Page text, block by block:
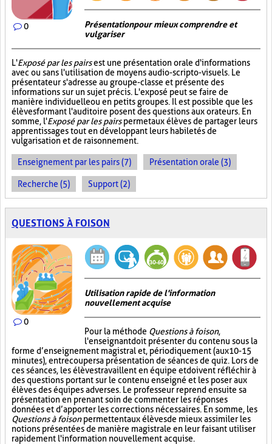
0
Présentation pour mieux comprendre et
vulgariser
L'Exposé par les pairsest une présentation orale d'informations
avec ou sans l'utilisation de moyens audio-scripto-visuels. Le
présentateur s'adresse au groupe-classe et présente des
informations sur un sujet précis. L'exposé peut se faire de
manière individuelle ou en petits groupes. Il est possible que les
élèves formant l'auditoire posent des questions aux orateurs. En
somme, l'Exposé par les pairspermet aux élèves de partager leurs
apprentissages tout en développant leurs habiletés de
vulgarisation et de raisonnement.
Enseignement par les pairs (7) Présentation orale (3)
Recherche (5) Support (2)
QUESTIONS À FOISON
0
Utilisation rapide de l'information
nouvellement acquise
Pour la méthode Questions à foison,
l'enseignant doit présenter du contenu sous la
forme d’enseignement magistral et, périodiquement (aux 10-15
minutes), entrecouper sa présentation de séances de quiz. Lors de
ces séances, les élèves travaillent en équipe et doivent réfléchir à
des questions portant sur le contenu enseigné et les poser aux
élèves des équipes adverses. Le professeur reprend ensuite sa
présentation en prenant soin de commenter les réponses
données et d’apporter les corrections nécessaires. En somme, les
Questions à foisonpermettent aux élèves de mieux assimiler les
notions présentées de manière magistrale en leur faisant utiliser
rapidement l'information nouvellement acquise.